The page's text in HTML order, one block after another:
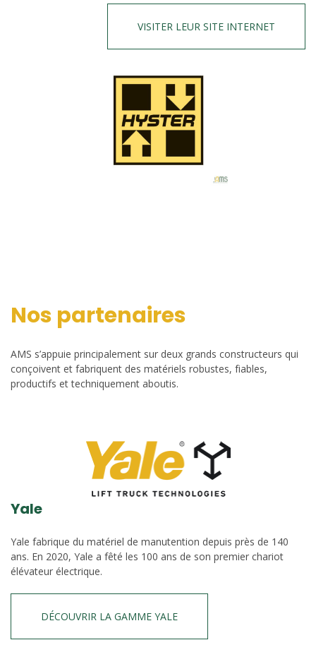
VISITER LEUR SITE INTERNET
Nos partenaires
AMS s’appuie principalement sur deux grands constructeurs qui
conçoivent et fabriquent des matériels robustes, fiables,
productifs et techniquement aboutis.
Yale
Yale fabrique du matériel de manutention depuis près de 140
ans. En 2020, Yale a fêté les 100 ans de son premier chariot
élévateur électrique.
DÉCOUVRIR LA GAMME YALE